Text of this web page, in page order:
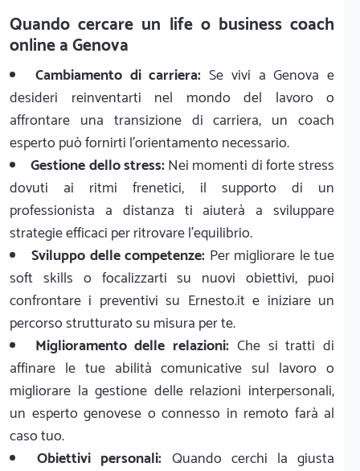
Quando cercare un life o business coach
online a Genova
Cambiamento di carriera: Se vivi a Genova e
desideri reinventarti nel mondo del lavoro o
affrontare una transizione di carriera, un coach
esperto può fornirti l'orientamento necessario.
Gestione dello stress:Nei momenti di forte stress
dovuti ai ritmi frenetici, il supporto di un
professionista a distanza ti aiuterà a sviluppare
strategie efficaci per ritrovare l'equilibrio.
Sviluppo delle competenze: Per migliorare le tue
soft skills o focalizzarti su nuovi obiettivi, puoi
confrontare i preventivi su Ernesto.it e iniziare un
percorso strutturato su misura per te.
Miglioramento delle relazioni: Che si tratti di
affinare le tue abilità comunicative sul lavoro o
migliorare la gestione delle relazioni interpersonali,
un esperto genovese o connesso in remoto farà al
caso tuo.
Obiettivi personali: Quando cerchi la giusta